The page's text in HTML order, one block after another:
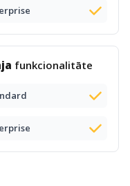
funkcionalitāte